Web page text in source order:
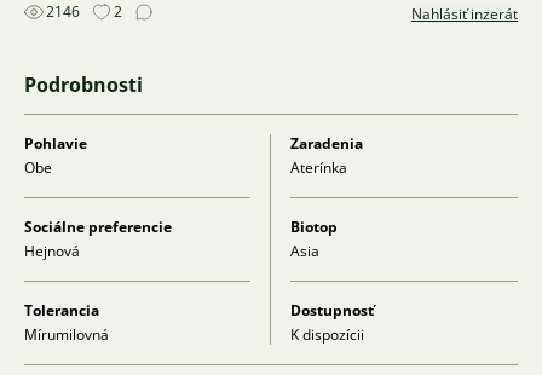
2146 2 Nahlásiť inzerát
Podrobnosti
Pohlavie
Obe
Zaradenia
Aterínka
Sociálne preferencie
Hejnová
Biotop
Asia
Tolerancia
Mírumilovná
Dostupnosť
K dispozícii